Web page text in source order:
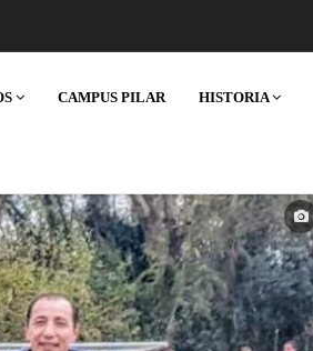
CAMPUS PILAR HISTORIA